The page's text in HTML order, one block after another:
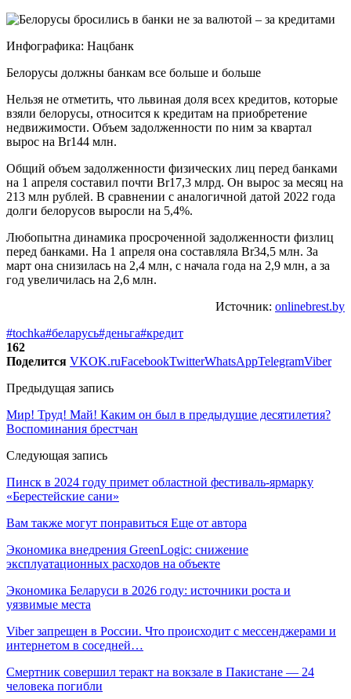
Инфографика: Нацбанк
Белорусы должны банкам все больше и больше
Нельзя не отметить, что львиная доля всех кредитов, которые
взяли белорусы, относится к кредитам на приобретение
недвижимости. Объем задолженности по ним за квартал
вырос на Br144 млн.
Общий объем задолженности физических лиц перед банками
на 1 апреля составил почти Br17,3 млрд. Он вырос за месяц на
213 млн рублей. В сравнении с аналогичной датой 2022 года
долги белорусов выросли на 5,4%.
Любопытна динамика просроченной задолженности физлиц
перед банками. На 1 апреля она составляла Br34,5 млн. За
март она снизилась на 2,4 млн, с начала года на 2,9 млн, а за
год увеличилась на 2,6 млн.
Источник: onlinebrest.by
#tochka#беларусь#деньга#кредит
162
Поделится VKOK.ruFacebookTwitterWhatsAppTelegramViber
Предыдущая запись
Мир! Труд! Май! Каким он был в предыдущие десятилетия?
Воспоминания брестчан
Следующая запись
Пинск в 2024 году примет областной фестиваль-ярмарку
«Берестейские сани»
Вам также могут понравиться Еще от автора
Экономика внедрения GreenLogic: снижение
эксплуатационных расходов на объекте
Экономика Беларуси в 2026 году: источники роста и
уязвимые места
Viber запрещен в России. Что происходит с мессенджерами и
интернетом в соседней…
Смертник совершил теракт на вокзале в Пакистане — 24
человека погибли